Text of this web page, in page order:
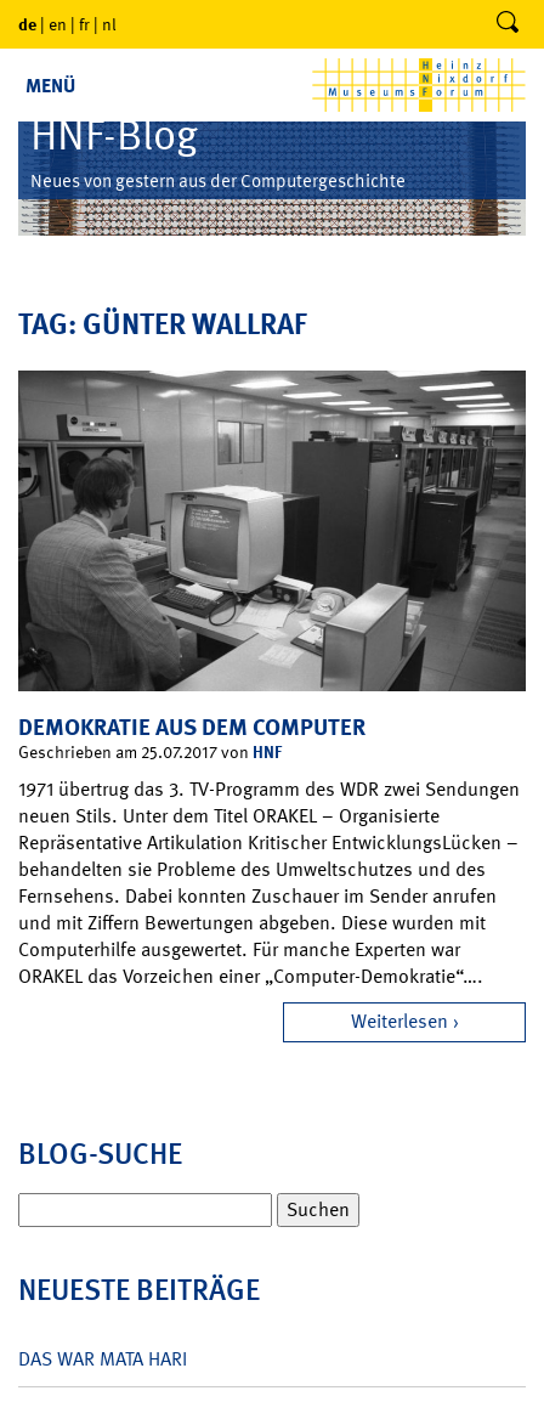
de | en | fr | nl
MENÜ
HNF-Blog
Neues von gestern aus der Computergeschichte
TAG: GÜNTER WALLRAF
DEMOKRATIE AUS DEM COMPUTER
Geschrieben am 25.07.2017 von HNF
1971 übertrug das 3. TV-Programm des WDR zwei Sendungen
neuen Stils. Unter dem Titel ORAKEL – Organisierte
Repräsentative Artikulation Kritischer EntwicklungsLücken –
behandelten sie Probleme des Umweltschutzes und des
Fernsehens. Dabei konnten Zuschauer im Sender anrufen
und mit Ziffern Bewertungen abgeben. Diese wurden mit
Computerhilfe ausgewertet. Für manche Experten war
ORAKEL das Vorzeichen einer „Computer-Demokratie“….
Weiterlesen
BLOG-SUCHE
nach:
NEUESTE BEITRÄGE
DAS WAR MATA HARI